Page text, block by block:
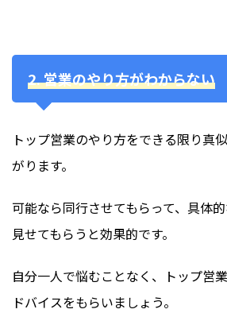
2. 営業のやり方がわからない
トップ営業のやり方をできる限り真
がります。
可能なら同行させてもらって、具体
見せてもらうと効果的です。
自分一人で悩むことなく、トップ営
ドバイスをもらいましょう。